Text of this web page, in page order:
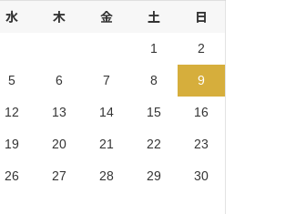
水 木 金 土 日
1 2
5 6 7 8 9
12 13 14 15 16
19 20 21 22 23
26 27 28 29 30